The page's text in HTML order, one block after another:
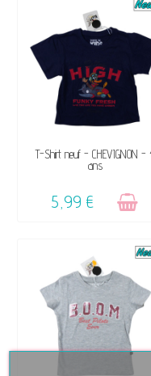
VENDU, VICTIME DE SON
SUCCÈS ☺
T-Shirt neuf - CHEVIGNON -
ans
5,99 €